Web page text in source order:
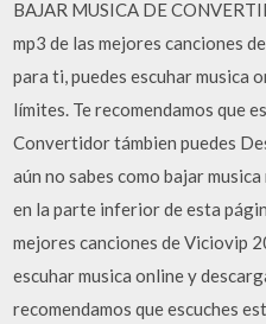
BAJAR MUSICA DE
mp3 de las mejores canciones
para ti, puedes escuhar musica
límites. Te recomendamos que
Convertidor támbien puedes
aún no sabes como bajar
en la parte inferior de esta
mejores canciones de Viciovip
escuhar musica online y
recomendamos que escuches